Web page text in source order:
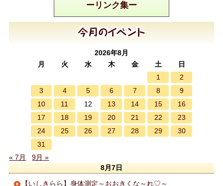
ーリンク集ー
2026年8月
月
火 水 木 金 土
日
1
2
3
4 5 6 7 8
9
10
11 12 13 14 15
16
17
18 19 20 21 22
23
24
25 26 27 28 29
30
31
« 7月
9月 »
8月7日
【いしきらら】身体測定～おおきくな～れ♡～